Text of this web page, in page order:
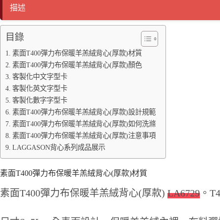
nk er
描述
目錄
素面T400彈力布保暖羊羔絨背心(厚款)材質
素面T400彈力布保暖羊羔絨背心(厚款)顏色
客製化中文字型卡
客製化英文字型卡
客製化數字字型卡
素面T400彈力布保暖羊羔絨背心(厚款)設計規範
素面T400彈力布保暖羊羔絨背心(厚款)如何洗滌
素面T400彈力布保暖羊羔絨背心(厚款)注意事項
LAGGASON背心系列成品展示
素面T400彈力布保暖羊羔絨背心(厚款)材質
素面T400彈力布保暖羊羔絨背心(厚款) LA6729 。